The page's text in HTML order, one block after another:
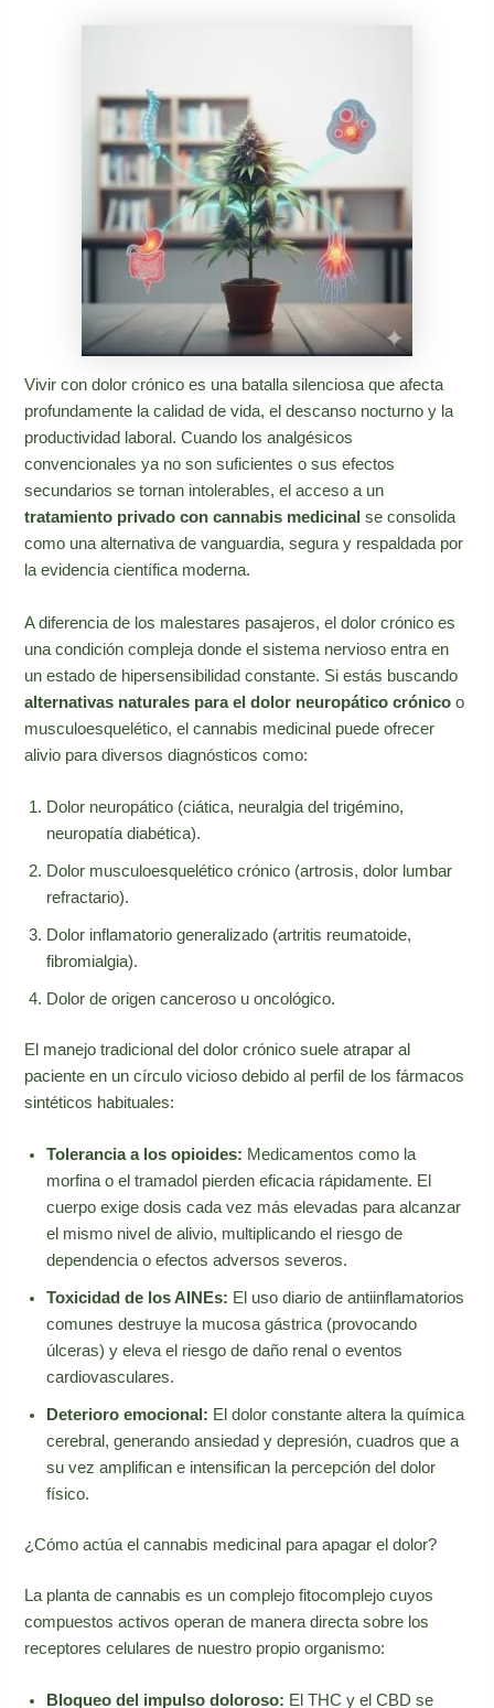
Vivir con dolor crónico es una batalla silenciosa que afecta
profundamente la calidad de vida, el descanso nocturno y la
productividad laboral. Cuando los analgésicos
convencionales ya no son suficientes o sus efectos
secundarios se tornan intolerables, el acceso a un
tratamiento privado con cannabis medicinal se consolida
como una alternativa de vanguardia, segura y respaldada por
la evidencia científica moderna.
A diferencia de los malestares pasajeros, el dolor crónico es
una condición compleja donde el sistema nervioso entra en
un estado de hipersensibilidad constante. Si estás buscando
alternativas naturales para el dolor neuropático crónico o
musculoesquelético, el cannabis medicinal puede ofrecer
alivio para diversos diagnósticos como:
Dolor neuropático (ciática, neuralgia del trigémino,
neuropatía diabética).
Dolor musculoesquelético crónico (artrosis, dolor lumbar
refractario).
Dolor inflamatorio generalizado (artritis reumatoide,
fibromialgia).
Dolor de origen canceroso u oncológico.
El manejo tradicional del dolor crónico suele atrapar al
paciente en un círculo vicioso debido al perfil de los fármacos
sintéticos habituales:
Tolerancia a los opioides: Medicamentos como la
morfina o el tramadol pierden eficacia rápidamente. El
cuerpo exige dosis cada vez más elevadas para alcanzar
el mismo nivel de alivio, multiplicando el riesgo de
dependencia o efectos adversos severos.
Toxicidad de los AINEs: El uso diario de antiinflamatorios
comunes destruye la mucosa gástrica (provocando
úlceras) y eleva el riesgo de daño renal o eventos
cardiovasculares.
Deterioro emocional: El dolor constante altera la química
cerebral, generando ansiedad y depresión, cuadros que a
su vez amplifican e intensifican la percepción del dolor
físico.
¿Cómo actúa el cannabis medicinal para apagar el dolor?
La planta de cannabis es un complejo fitocomplejo cuyos
compuestos activos operan de manera directa sobre los
receptores celulares de nuestro propio organismo:
Bloqueo del impulso doloroso: El THC y el CBD se